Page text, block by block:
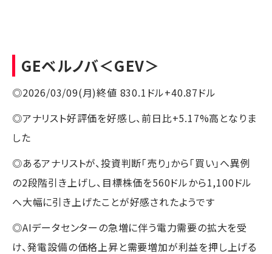
GEベルノバ＜GEV＞
◎2026/03/09(月)終値 830.1ドル+40.87ドル
◎アナリスト好評価を好感し、前日比+5.17%高となりま
した
◎あるアナリストが、投資判断「売り」から「買い」へ異例
の2段階引き上げし、目標株価を560ドルから1,100ドル
へ大幅に引き上げたことが好感されたようです
◎AIデータセンターの急増に伴う電力需要の拡大を受
け、発電設備の価格上昇と需要増加が利益を押し上げる